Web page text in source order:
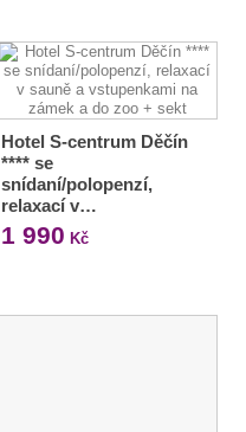
Hotel S-centrum Děčín
**** se
snídaní/polopenzí,
relaxací v…
1 990 Kč